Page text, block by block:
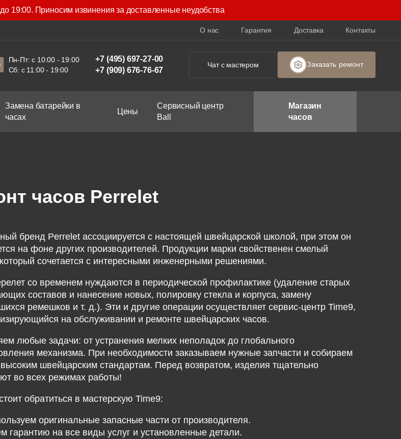
19:00. Приносим извинения за доставленные неудобства
О нас Гарантия Доставка Контакты
Пн-Пт: с 10:00 - 19:00
Сб: с 11:00 - 19:00
+7 (495) 697-27-00
+7 (909) 676-76-67
Чат с мастером Заказать ремонт
Замена батарейки в
часах
Цены
Сервисный центр
Ball
Магазин
часов
часов Perrelet
бренд Perrelet ассоциируется с настоящей швейцарской школой, при этом он
на фоне других производителей. Продукции марки свойственен смелый
сочетается с интересными инженерными решениями.
со временем нуждаются в периодической профилактике (удаление старых
составов и нанесение новых, полировку стекла и корпуса, замену
ремешков и т. д.). Эти и другие операции осуществляет сервис-центр Time9,
на обслуживании и ремонте швейцарских часов.
любые задачи: от устранения мелких неполадок до глобального
механизма. При необходимости заказываем нужные запчасти и собираем
швейцарским стандартам. Перед возвратом, изделия тщательно
во всех режимах работы!
обратиться в мастерскую Time9:
оригинальные запасные части от производителя.
гарантию на все виды услуг и установленные детали.